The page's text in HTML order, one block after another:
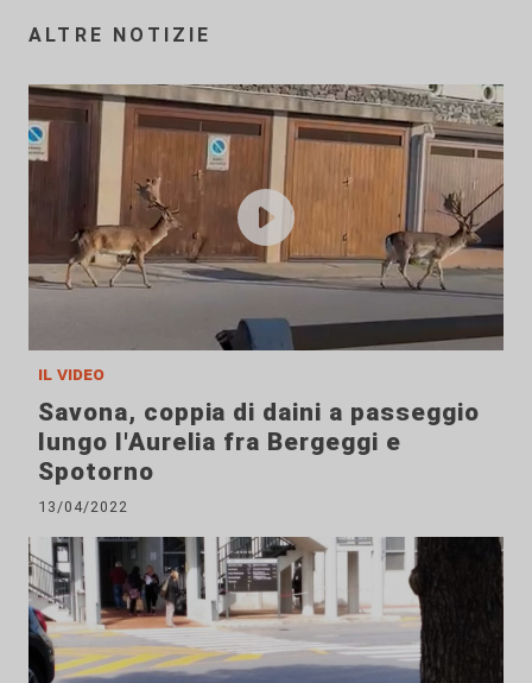
ALTRE NOTIZIE
il video
Savona, coppia di daini a passeggio
lungo l'Aurelia fra Bergeggi e
Spotorno
13/04/2022